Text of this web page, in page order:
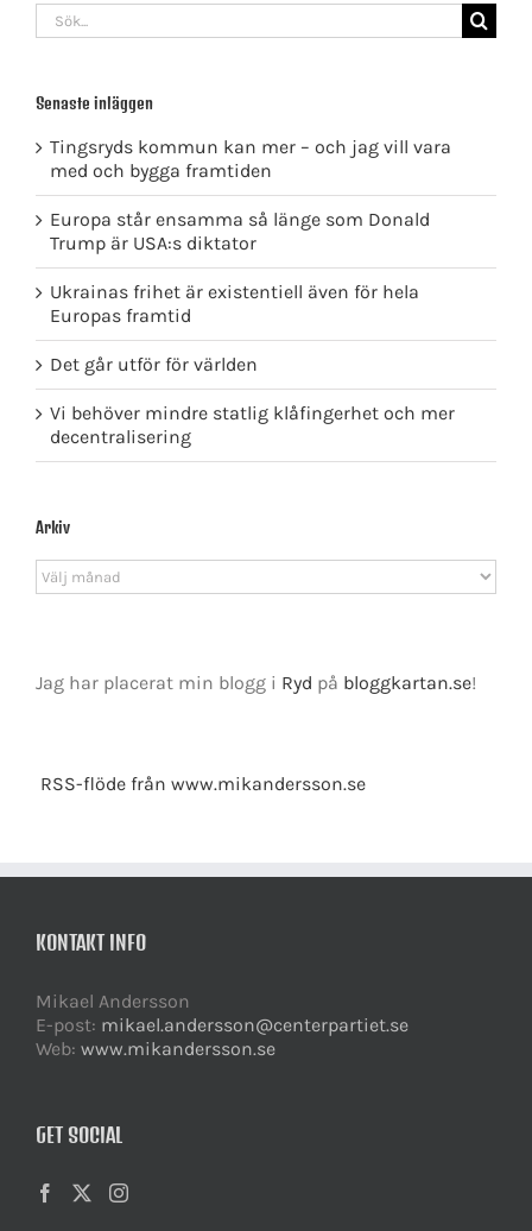
Sök
efter:
Senaste inläggen
Tingsryds kommun kan mer – och jag vill vara
med och bygga framtiden
Europa står ensamma så länge som Donald
Trump är USA:s diktator
Ukrainas frihet är existentiell även för hela
Europas framtid
Det går utför för världen
Vi behöver mindre statlig klåfingerhet och mer
decentralisering
Arkiv
Arkiv
Jag har placerat min blogg i Ryd på bloggkartan.se!
RSS-flöde från www.mikandersson.se
KONTAKT INFO
Mikael Andersson
E-post: mikael.andersson@centerpartiet.se
Web: www.mikandersson.se
GET SOCIAL